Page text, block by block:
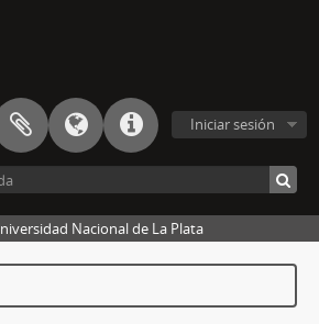
Iniciar sesión
Nacional de La Plata